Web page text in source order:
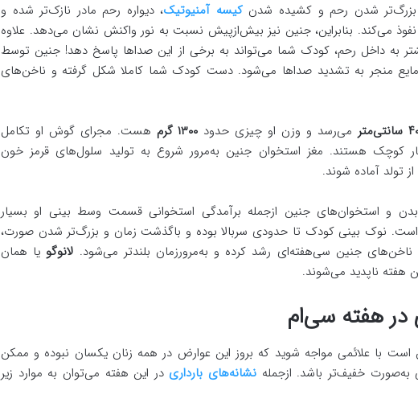
بزرگ‌تر شدن رحم و کشیده شدنکیسه آمنیوتیک، دیواره رحم مادر نازک‌تر شده و
می‌کند. بنابراین، جنین نیز بیش‌ازپیش نسبت به نور واکنش نشان می‌دهد. علاوه
به داخل رحم، کودک شما می‌تواند به برخی از این صداها پاسخ دهد! جنین توسط
منجر به تشدید صداها می‌شود. دست کودک شما کاملا شکل گرفته و ناخن‌های
می‌رسد و وزن او چیزی حدود ۱۳۰۰ گرم
هست. مجرای گوش او تکامل
کوچک هستند. مغز استخوان جنین به‌مرور شروع به تولید سلول‌های قرمز خون
تولد آماده شوند.
و استخوان‌های جنین ازجمله برآمدگی استخوانی قسمت وسط بینی او بسیار
است. نوک بینی کودک تا حدودی سربالا بوده و باگذشت زمان و بزرگ‌تر شدن صورت،
ناخن‌های جنین سی‌هفته‌ای رشد کرده و به‌مرورزمان بلندتر می‌شود. لانوگو یا همان
هفته ناپدید می‌شوند.
در هفته سی‌ام
با علائمی مواجه شوید که بروز این عوارض در همه زنان یکسان نبوده و ممکن
خفیف‌تر باشد. ازجمله نشانه‌های بارداری در این هفته می‌توان به موارد زیر